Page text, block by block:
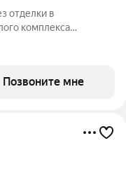
отделки в
комплекса
квартиры - 68,4 кв. м,
года. ТОЛЬКО ДО 31
Позвоните мне